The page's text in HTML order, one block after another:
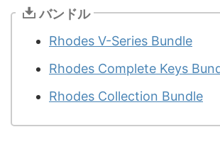
バンドル
Rhodes V-Series Bundle
Rhodes Complete Keys
Rhodes Collection Bundle